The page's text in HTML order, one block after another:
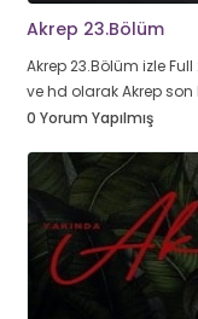
Akrep 23.Bölüm
Akrep 23.Bölüm izle
ve hd olarak Akrep
0 Yorum Yapılmış